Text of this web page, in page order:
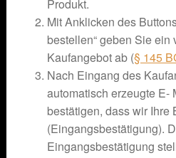
Produkt.
Mit Anklicken des
bestellen“ geben Sie ein
Kaufangebot ab (§ 145
Nach Eingang des
automatisch erzeugte E-
bestätigen, dass wir
(Eingangsbestätigung).
Eingangsbestätigung